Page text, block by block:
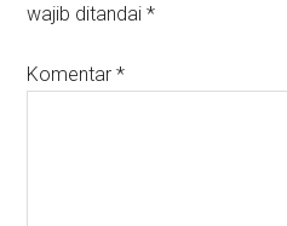
wajib ditandai*
Komentar*